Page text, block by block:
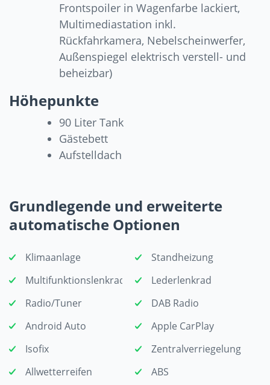
Frontspoiler in Wagenfarbe lackiert,
Multimediastation inkl.
Rückfahrkamera, Nebelscheinwerfer,
Außenspiegel elektrisch verstell- und
beheizbar)
Höhepunkte
90 Liter Tank
Gästebett
Aufstelldach
Grundlegende und erweiterte
automatische Optionen
Klimaanlage
Standheizung
Multifunktionslenkrad
Lederlenkrad
Radio/Tuner
DAB Radio
Android Auto
Apple CarPlay
Isofix
Zentralverriegelung
Allwetterreifen
ABS